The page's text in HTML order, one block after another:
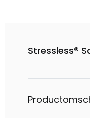
Stressless®